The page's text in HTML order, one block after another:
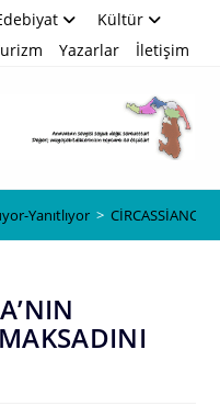
Kültür
Yazarlar İletişim
Yanıtlıyor >